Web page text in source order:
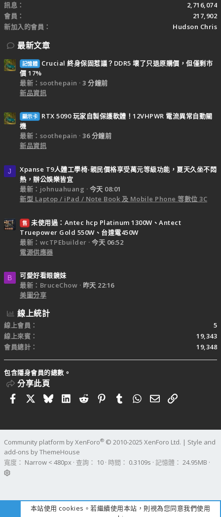
訊息
2,716,074
會員
217,902
新加入的會員
Hudson Chris
最新文章
記憶體
Crucial 終身保固惹議？DDR5 壞了只退原購價，但僅剩市
價 17%
最新：soothepain
3 分鐘前
新品資訊
顯示卡
RTX 5090 玩家自製保護軟體！12VHPWR 電流異常自動關
機
最新：soothepain
36 分鐘前
新品資訊
J
Xpanse T9人體工學椅-親民價格享受萬元等級功能，夏天久坐不悶
熱，辦公娛樂皆宜
最新：johnuahuang
今天 08:01
新型 Laptop / iPad / Note Book 及 Mobile Phone 等數位 3C
售 未使用過：Antec hcp Platinum 1300W、Antect
Truepower Gold 550W、台達電450W
最新：wcTPEbuilder
今天 06:52
電源供應器
B
可愛好看眼鏡妹
最新：BruceChow
昨天 22:16
美圖分享
線上統計
線上會員
5
線上來賓
19,343
會員總計
19,348
包含隱身會員的總數。
分享此頁
FacebookBlueskyLinkedIn
RedditPinterestTumblrWhatsApp
電子郵件
連結
Community platform by XenForo® © 2010-2025 XenForo Ltd. | Style and
add-ons by ThemeHouse
寬度
查詢 10 時間 0.3109s 記憶體 24.95MB
本站使用 cookies。若繼續使用本站，則視為您同意我們使用